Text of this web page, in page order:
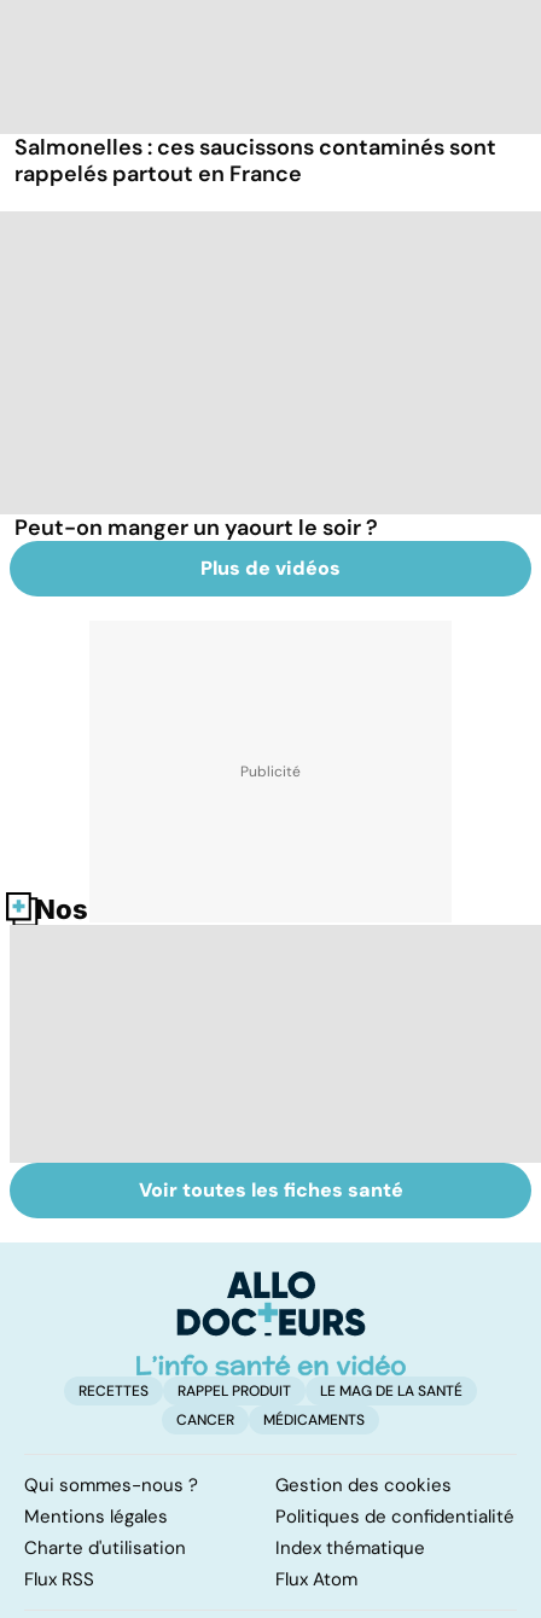
Salmonelles : ces saucissons contaminés sont
rappelés partout en France
Peut-on manger un yaourt le soir ?
Plus de vidéos
Nos fiches santé
Tout savoir sur
les infections
Inflammation des
amygdales : que
d'angine ?
Voir toutes les fiches santé
RECETTES RAPPEL PRODUIT
LE MAG DE LA SANTÉ
CANCER
MÉDICAMENTS
Qui sommes-nous ?
Gestion des cookies
Mentions légales
Politiques de confidentialité
Charte d'utilisation
Index thématique
Flux RSS
Flux Atom